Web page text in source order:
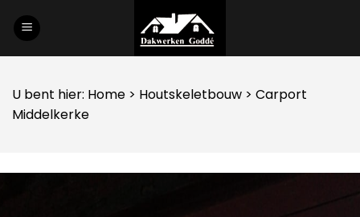
U bent hier: Home > Houtskeletbouw > Carport
Middelkerke